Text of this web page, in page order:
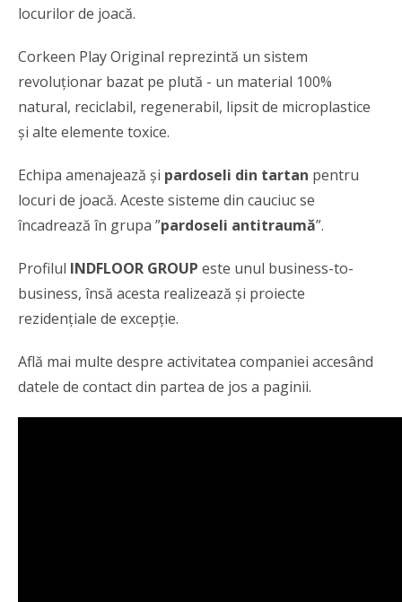
locurilor de joacă.
Corkeen Play Original reprezintă un sistem
revoluționar bazat pe plută - un material 100%
natural, reciclabil, regenerabil, lipsit de microplastice
și alte elemente toxice.
Echipa amenajează și pardoseli din tartan pentru
locuri de joacă. Aceste sisteme din cauciuc se
încadrează în grupa ”pardoseli antitraumă”.
Profilul INDFLOOR GROUP este unul business-to-
business, însă acesta realizează și proiecte
rezidențiale de excepție.
Află mai multe despre activitatea companiei accesând
datele de contact din partea de jos a paginii.